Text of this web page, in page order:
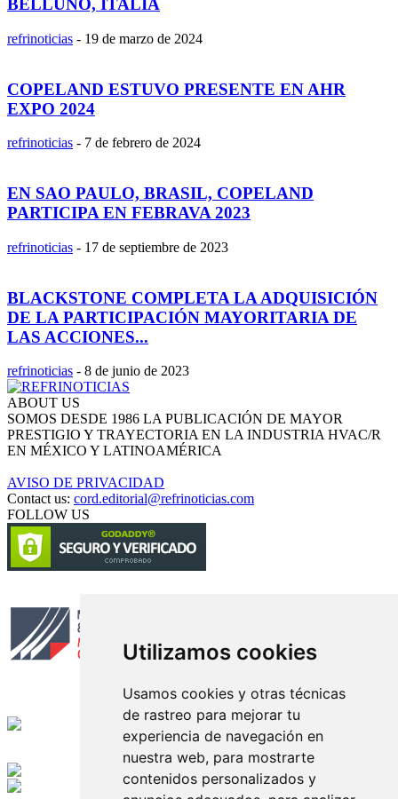
Utilizamos cookies
Usamos cookies y otras técnicas
de rastreo para mejorar tu
experiencia de navegación en
nuestra web, para mostrarte
contenidos personalizados y
BELLUNO, ITALIA
refrinoticias - 19 de marzo de 2024
COPELAND ESTUVO PRESENTE EN AHR
EXPO 2024
refrinoticias - 7 de febrero de 2024
EN SAO PAULO, BRASIL, COPELAND
PARTICIPA EN FEBRAVA 2023
refrinoticias - 17 de septiembre de 2023
BLACKSTONE COMPLETA LA ADQUISICIÓN
DE LA PARTICIPACIÓN MAYORITARIA DE
LAS ACCIONES...
refrinoticias - 8 de junio de 2023
ABOUT US
SOMOS DESDE 1986 LA PUBLICACIÓN DE MAYOR
PRESTIGIO Y TRAYECTORIA EN LA INDUSTRIA HVAC/R
EN MÉXICO Y LATINOAMÉRICA
AVISO DE PRIVACIDAD
Contact us: cord.editorial@refrinoticias.com
FOLLOW US
Edición digital con tecnología